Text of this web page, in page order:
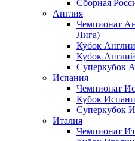
Сборная
Англия
Чемпионат
Лига)
Кубок Англии
Кубок
Суперкубок
Испания
Чемпионат
Кубок
Суперкубок
Италия
Чемпионат